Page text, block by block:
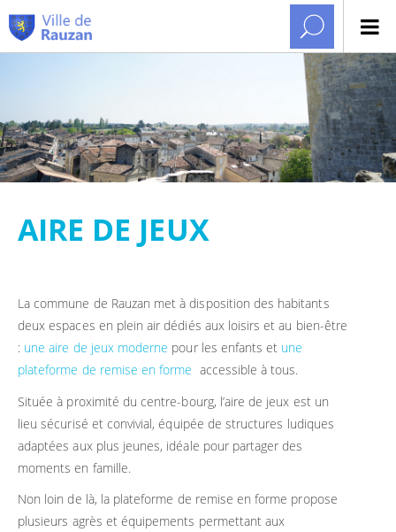
AIRE DE JEUX
La commune de Rauzan met à disposition des habitants
deux espaces en plein air dédiés aux loisirs et au bien-être
: une aire de jeux moderne pour les enfants et une
plateforme de remise en forme accessible à tous.
Située à proximité du centre-bourg, l’aire de jeux est un
lieu sécurisé et convivial, équipée de structures ludiques
adaptées aux plus jeunes, idéale pour partager des
moments en famille.
Non loin de là, la plateforme de remise en forme propose
plusieurs agrès et équipements permettant aux